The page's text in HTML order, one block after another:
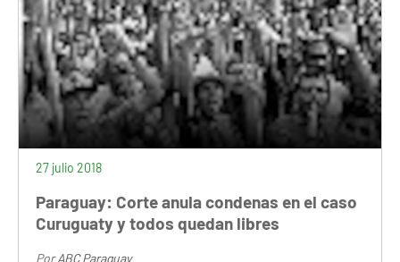
27 julio 2018
Paraguay: Corte anula condenas en el caso
Curuguaty y todos quedan libres
PorABC Paraguay